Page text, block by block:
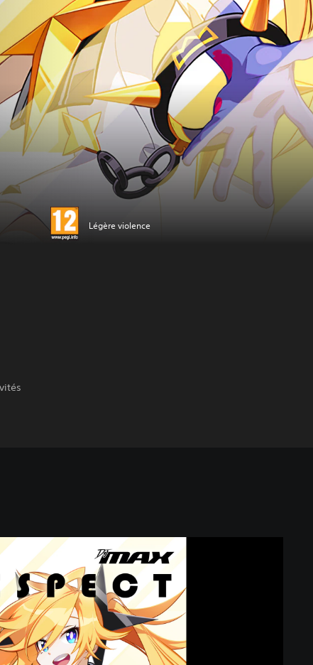
Légère violence